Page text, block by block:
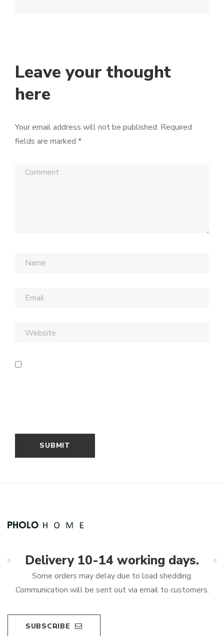
Leave your thought
here
Your email address will not be published. Required
fields are marked *
Delivery 10-14 working days.
Some orders may delay due to load shedding.
Communication will be sent out via email to customers.
SUBSCRIBE